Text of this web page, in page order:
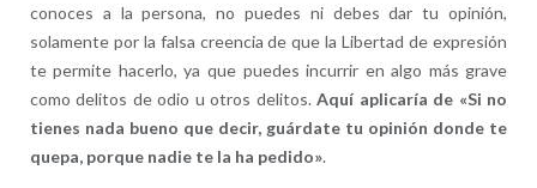
conoces a la persona, no puedes ni debes dar tu opinión,
solamente por la falsa creencia de que la Libertad de expresión
te permite hacerlo, ya que puedes incurrir en algo más grave
como delitos de odio u otros delitos.Aquí aplicaría de «Si no
tienes nada bueno que decir, guárdate tu opinión donde te
quepa, porque nadie te la ha pedido».